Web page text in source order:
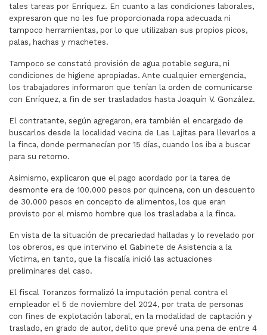
tales tareas por Enríquez. En cuanto a las condiciones laborales,
expresaron que no les fue proporcionada ropa adecuada ni
tampoco herramientas, por lo que utilizaban sus propios picos,
palas, hachas y machetes.
Tampoco se constató provisión de agua potable segura, ni
condiciones de higiene apropiadas. Ante cualquier emergencia,
los trabajadores informaron que tenían la orden de comunicarse
con Enríquez, a fin de ser trasladados hasta Joaquín V. González.
El contratante, según agregaron, era también el encargado de
buscarlos desde la localidad vecina de Las Lajitas para llevarlos a
la finca, donde permanecían por 15 días, cuando los iba a buscar
para su retorno.
Asimismo, explicaron que el pago acordado por la tarea de
desmonte era de 100.000 pesos por quincena, con un descuento
de 30.000 pesos en concepto de alimentos, los que eran
provisto por el mismo hombre que los trasladaba a la finca.
En vista de la situación de precariedad halladas y lo revelado por
los obreros, es que intervino el Gabinete de Asistencia a la
Víctima, en tanto, que la fiscalía inició las actuaciones
preliminares del caso.
El fiscal Toranzos formalizó la imputación penal contra el
empleador el 5 de noviembre del 2024, por trata de personas
con fines de explotación laboral, en la modalidad de captación y
traslado, en grado de autor, delito que prevé una pena de entre 4